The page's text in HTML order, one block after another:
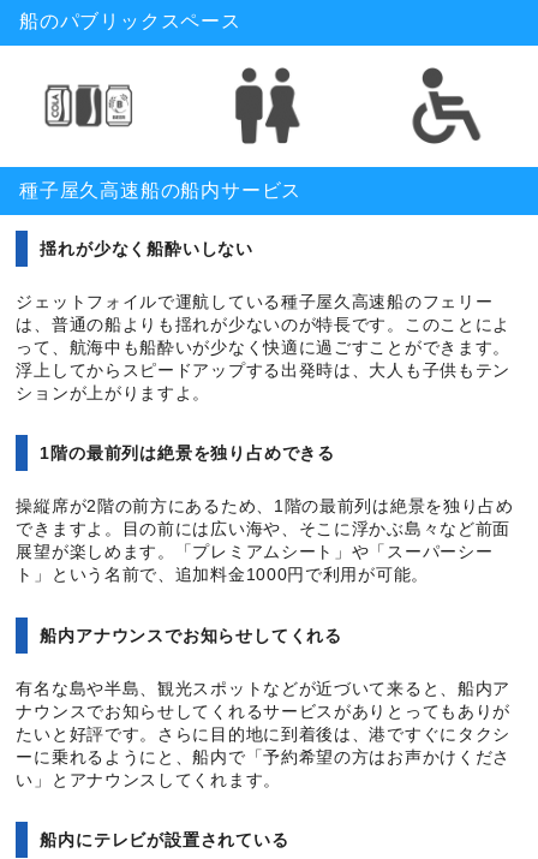
全長
旅客定員
230名
なし
ケット3」。竣工は1990年7月で、船内の1階前方部分には広々とし
た座席のスーパーシートを完備しています。そこからの景色は格別
島・屋久島を旅行で訪れる際は、航空便にはない快適な乗り心地と
景色を是非ご堪能くださいね。
全長
30.3m
旅客定員
230名
車載搭載数
船のパブリックスペース
種子屋久高速船の船内サービス
揺れが少なく船酔いしない
ジェットフォイルで運航している種子屋久高速船のフェリー
は、普通の船よりも揺れが少ないのが特長です。このことによ
って、航海中も船酔いが少なく快適に過ごすことができます。
浮上してからスピードアップする出発時は、大人も子供もテン
ションが上がりますよ。
1階の最前列は絶景を独り占めできる
操縦席が2階の前方にあるため、1階の最前列は絶景を独り占め
できますよ。目の前には広い海や、そこに浮かぶ島々など前面
展望が楽しめます。「プレミアムシート」や「スーパーシー
ト」という名前で、追加料金1000円で利用が可能。
船内アナウンスでお知らせしてくれる
有名な島や半島、観光スポットなどが近づいて来ると、船内ア
ナウンスでお知らせしてくれるサービスがありとってもありが
たいと好評です。さらに目的地に到着後は、港ですぐにタクシ
ーに乗れるようにと、船内で「予約希望の方はお声かけくださ
い」とアナウンスしてくれます。
船内にテレビが設置されている